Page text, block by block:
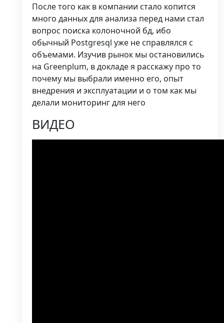
После того как в компании стало копится
много данных для анализа перед нами стал
вопрос поиска колоночной бд, ибо
обычный Postgresql уже не справлялся с
объемами. Изучив рынок мы остановились
на Greenplum, в докладе я расскажу про то
почему мы выбрали именно его, опыт
внедрения и эксплуатации и о том как мы
делали мониторинг для него
ВИДЕО